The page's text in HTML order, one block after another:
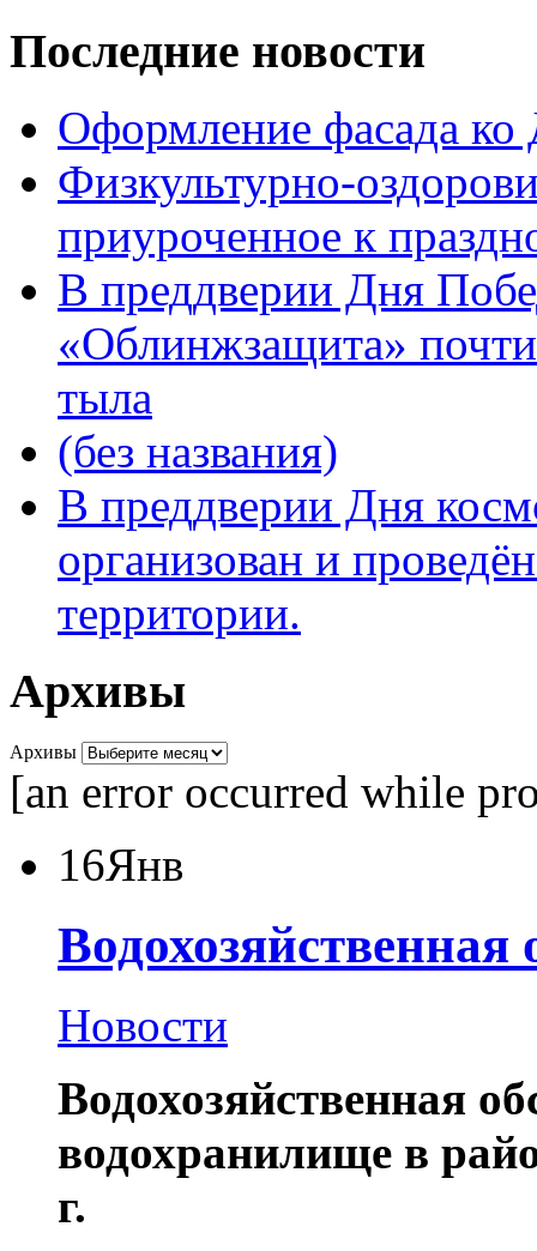
Последние новости
Оформление фасада
Физкультурно-
приуроченное к
В преддверии Дня
«Облинжзащита»
тыла
(без названия)
В преддверии Дня
организован и
территории.
Архивы
Архивы
[an error occurred while
16Янв
Водохозяйственная
Новости
Водохозяйственная
водохранилище в
г.